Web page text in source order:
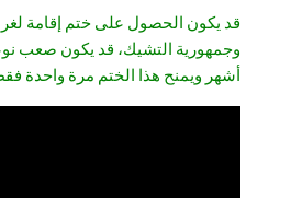
قد يكون الحصول على ختم إقامة
وجمهورية التشيك، قد يكون صعب
أشهر ويمنح هذا الختم مرة واحدة